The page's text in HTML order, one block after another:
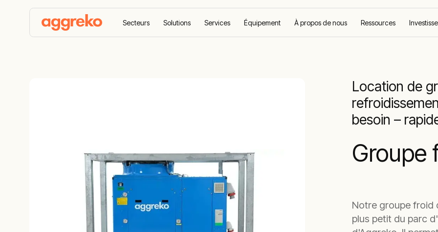
Secteurs Solutions Services Équipement À propos de nous Ressources
Location de
besoin –
Groupe
Notre groupe froid
plus petit du parc